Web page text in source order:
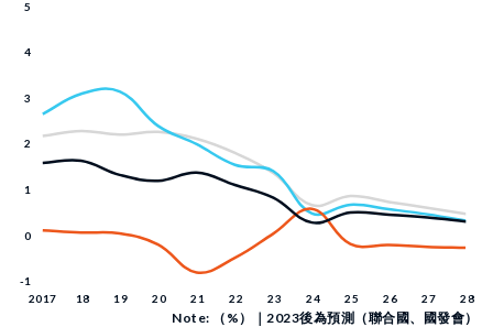
Note: （%）｜2023後為預測（聯合國、國發會）